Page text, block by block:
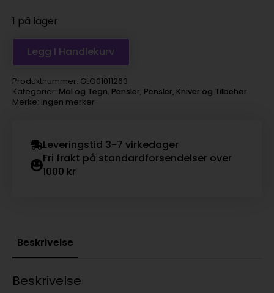
1 på lager
Legg I Handlekurv
Produktnummer: GLO01011263
Kategorier: Mal og Tegn, Pensler, Pensler, Kniver og Tilbehør
Merke: Ingen merker
Leveringstid 3-7 virkedager
Fri frakt på standardforsendelser over
1000 kr
Beskrivelse
Beskrivelse